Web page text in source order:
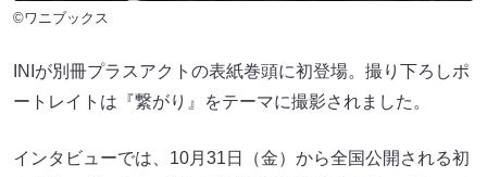
©ワニブックス
INIが別冊プラスアクトの表紙巻頭に初登場。撮り下ろしポ
ートレイトは『繋がり』をテーマに撮影されました。
インタビューでは、10月31日（金）から全国公開される初